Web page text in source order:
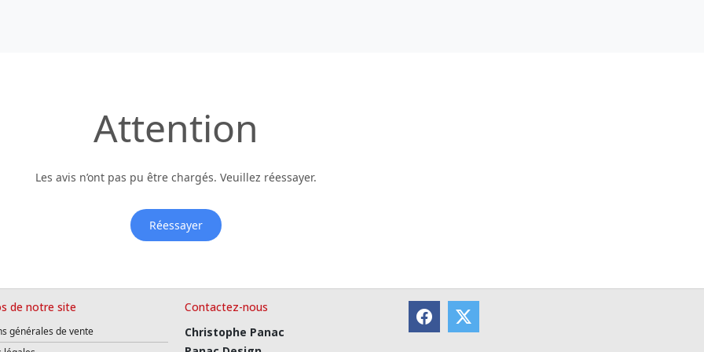
Attention
Les avis n’ont pas pu être chargés. Veuillez réessayer.
Réessayer
de notre site
générales de vente
Contactez-nous
Christophe Panac